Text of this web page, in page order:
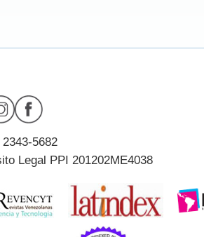
5682
Legal PPI 201202ME4038